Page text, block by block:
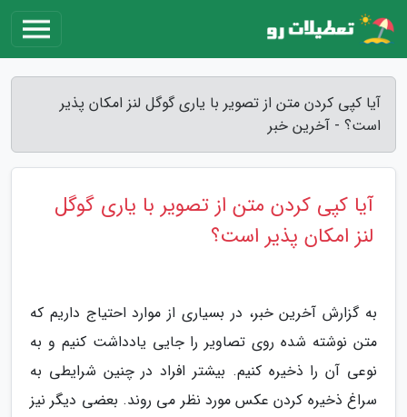
آیا کپی کردن متن از تصویر با یاری گوگل لنز امکان پذیر
است؟ - آخرین خبر
آیا کپی کردن متن از تصویر با یاری گوگل
لنز امکان پذیر است؟
به گزارش آخرین خبر، در بسیاری از موارد احتیاج داریم که
متن نوشته شده روی تصاویر را جایی یادداشت کنیم و به
نوعی آن را ذخیره کنیم. بیشتر افراد در چنین شرایطی به
سراغ ذخیره کردن عکس مورد نظر می روند. بعضی دیگر نیز